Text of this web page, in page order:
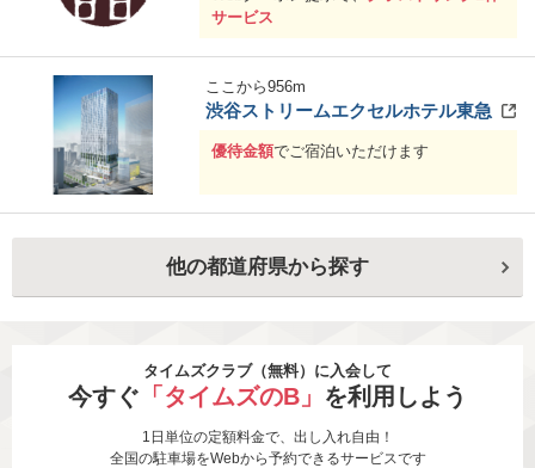
サービス
ここから956m
渋谷ストリームエクセルホテル東急
優待金額でご宿泊いただけます
他の都道府県から探す
タイムズクラブ（無料）に入会して
今すぐ 「タイムズのB」 を利用しよう
1日単位の定額料金で、出し入れ自由！
全国の駐車場をWebから予約できるサービスです